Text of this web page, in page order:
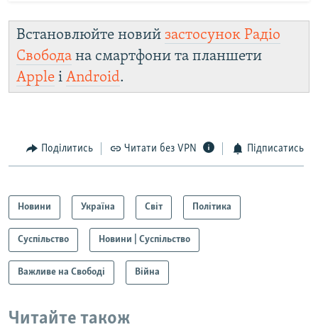
Встановлюйте новий застосунок Радіо
Свобода на смартфони та планшети
Apple і Android.
Поділитись Читати без VPN Підписатись
Новини Україна Світ Політика
Суспільство Новини | Суспільство
Важливе на Свободі Війна
Читайте також